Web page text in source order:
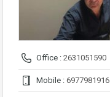
Office : 2631051590
Mobile : 6977981916